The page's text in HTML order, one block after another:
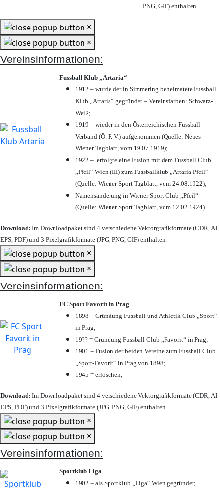
PNG, GIF) enthalten.
×
×
Vereinsinformationen:
Fussball Klub „Artaria“
1912 – wurde der in Simmering beheimatete Fussball
Klub „Artaria“ gegründet – Vereinsfarben: Schwarz-
Weiß;
1919 – wieder in den Österreichischen Fussball
Verband (Ö. F. V.) aufgenommen (Quelle: Neues
Wiener Tagblatt, vom 19.07.1919);
1922 – erfolgte eine Fusion mit dem Fussball Club
„Pfeil“ Wien (III) zum Fussballklub „Artaria-Pfeil“
(Quelle: Wiener Sport Tagblatt, vom 24.08.1922);
Namensänderung in Wiener Sport Club „Pfeil“
(Quelle: Wiener Sport Tagblatt, vom 12.02.1924)
Download: Im Downloadpaket sind 4 verschiedene Vektorgrafikformate (CDR, AI
EPS, PDF) und 3 Pixelgrafikformate (JPG, PNG, GIF) enthalten.
×
×
Vereinsinformationen:
FC Sport Favorit in Prag
1898 = Gründung Fussball und Athletik Club „Sport“
in Prag;
19?? = Gründung Fussball Club „Favorit“ in Prag;
1901 = Fusion der beiden Vereine zum Fussball Club
„Sport-Favorit“ in Prag von 1898;
1945 = erloschen;
Download: Im Downloadpaket sind 4 verschiedene Vektorgrafikformate (CDR, AI
EPS, PDF) und 3 Pixelgrafikformate (JPG, PNG, GIF) enthalten.
×
×
Vereinsinformationen:
Sportklub Liga
1902 = als Sportklub „Liga“ Wien gegründet;